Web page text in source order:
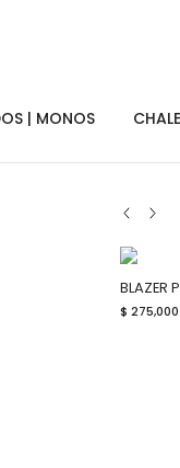
| MONOS
BLAZER
$ 275,000